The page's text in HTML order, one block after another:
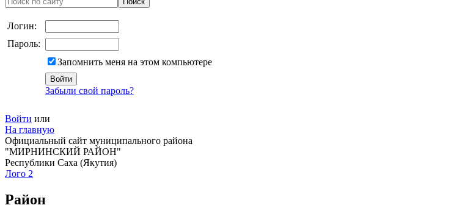
Логин:
Пароль:
Запомнить меня на этом компьютере
Забыли свой пароль?
Войти или
На главную
Официальный сайт муниципального района
"МИРНИНСКИЙ РАЙОН"
Республики Саха (Якутия)
Лого 2
Район